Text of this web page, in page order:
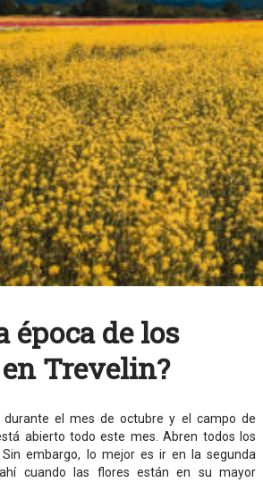
época de los
Trevelin?
durante el mes de octubre y el campo de
abierto todo este mes. Abren todos los
embargo, lo mejor es ir en la segunda
cuando las flores están en su mayor